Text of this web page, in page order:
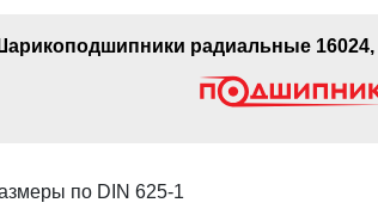
радиальные 16024,
по DIN 625-1